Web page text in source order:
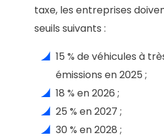
taxe, les entreprises
seuils suivants :
15 % de véhicules à
émissions en 2025 ;
18 % en 2026 ;
25 % en 2027 ;
30 % en 2028 ;